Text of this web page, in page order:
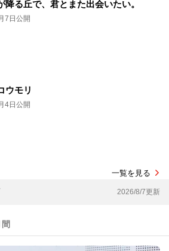
降る丘で、君とまた出会いたい。
7日公開
ウモリ
4日公開
一覧を見る
2026/8/7更新